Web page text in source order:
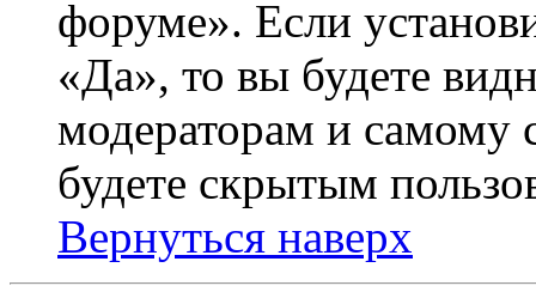
форуме». Если
«Да», то вы будете
модераторам и самому
будете скрытым
Вернуться наверх